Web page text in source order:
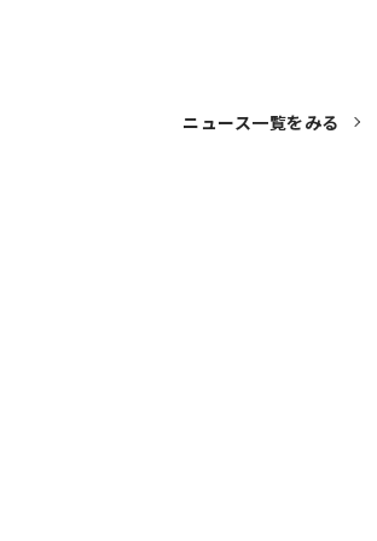
ニュース一覧をみる